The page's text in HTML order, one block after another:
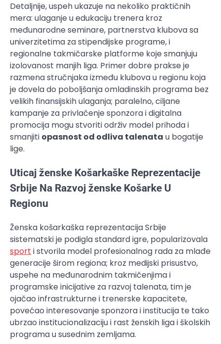
Detaljnije, uspeh ukazuje na nekoliko praktičnih
mera: ulaganje u edukaciju trenera kroz
međunarodne seminare, partnerstva klubova sa
univerzitetima za stipendijske programe, i
regionalne takmičarske platforme koje smanjuju
izolovanost manjih liga. Primer dobre prakse je
razmena stručnjaka između klubova u regionu koja
je dovela do poboljšanja omladinskih programa bez
velikih finansijskih ulaganja; paralelno, ciljane
kampanje za privlačenje sponzora i digitalna
promocija mogu stvoriti održiv model prihoda i
smanjiti opasnost od odliva talenata u bogatije
lige.
Uticaj ženske Košarkaške Reprezentacije
Srbije Na Razvoj ženske Košarke U
Regionu
Ženska košarkaška reprezentacija Srbije
sistematski je podigla standard igre, popularizovala
sport i stvorila model profesionalnog rada za mlađe
generacije širom regiona; kroz medijski prisustvo,
uspehe na međunarodnim takmičenjima i
programske inicijative za razvoj talenata, tim je
ojačao infrastrukturne i trenerske kapacitete,
povećao interesovanje sponzora i institucija te tako
ubrzao institucionalizaciju i rast ženskih liga i školskih
programa u susednim zemljama.